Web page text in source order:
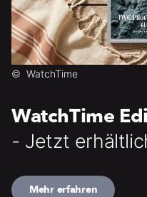
© WatchTime
WatchTime
- Jetzt
Mehr erfahren